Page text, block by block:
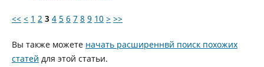
<< < 1 2 3 4 5 6 7 8 9 10 > >>
Вы также можете начать расширеннвй поиск похожих
статей для этой статьи.